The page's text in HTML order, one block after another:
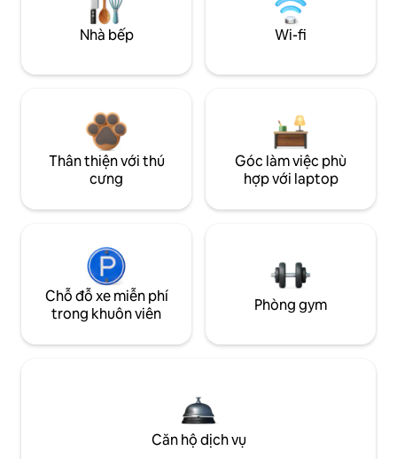
Nhà bếp Wi-fi
Thân thiện với thú
cưng
Góc làm việc phù
hợp với laptop
Chỗ đỗ xe miễn phí
trong khuôn viên
Phòng gym
Căn hộ dịch vụ